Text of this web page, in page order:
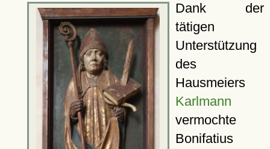
Dank der
tätigen
Unterstützung
des
Hausmeiers
Karlmann
vermochte
Bonifatius